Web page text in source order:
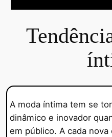
A moda íntima tem se
dinâmico e inovador
em público. A cada